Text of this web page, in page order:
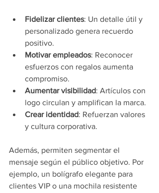
Fidelizar clientes: Un detalle útil y
personalizado genera recuerdo
positivo.
Motivar empleados: Reconocer
esfuerzos con regalos aumenta
compromiso.
Aumentar visibilidad: Artículos con
logo circulan y amplifican la marca.
Crear identidad: Refuerzan valores
y cultura corporativa.
Además, permiten segmentar el
mensaje según el público objetivo. Por
ejemplo, un bolígrafo elegante para
clientes VIP o una mochila resistente